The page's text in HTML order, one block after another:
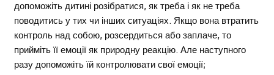
допоможіть дитині розібратися, як треба і як не треба
поводитись у тих чи інших ситуаціях. Якщо вона втратить
контроль над собою, розсердиться або заплаче, то
прийміть її емоції як природну реакцію. Але наступного
разу допоможіть їй контролювати свої емоції;